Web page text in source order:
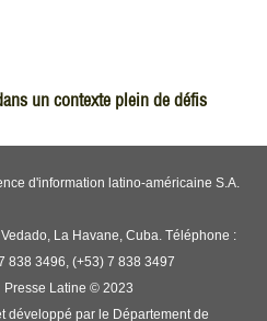
un contexte plein de défis
d'information latino-américaine S.A.
La Havane, Cuba. Téléphone :
838 3496, (+53) 7 838 3497
Presse Latine © 2023
développé par le Département de